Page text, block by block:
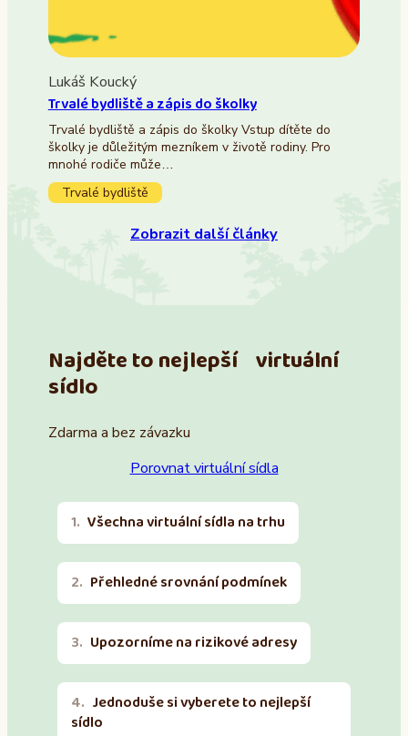
Lukáš Koucký
Trvalé bydliště a zápis do školky
Trvalé bydliště a zápis do školky Vstup dítěte do
školky je důležitým mezníkem v životě rodiny. Pro
mnohé rodiče může…
Trvalé bydliště
Zobrazit další články
Najděte to nejlepší virtuální
sídlo
Zdarma a bez závazku
Porovnat virtuální sídla
Všechna virtuální sídla na trhu
Přehledné srovnání podmínek
Upozorníme na rizikové adresy
Jednoduše si vyberete to nejlepší
sídlo